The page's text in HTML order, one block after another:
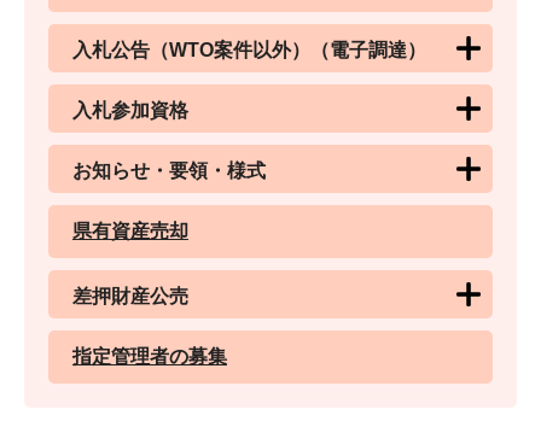
入札公告（WTO案件以外）（電子調達）
入札参加資格
お知らせ・要領・様式
県有資産売却
差押財産公売
指定管理者の募集